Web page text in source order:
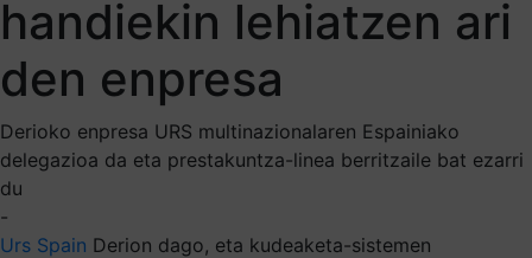
handiekin lehiatzen ari
den enpresa
Derioko enpresa URS multinazionalaren Espainiako
delegazioa da eta prestakuntza-linea berritzaile bat ezarri
du
-
Urs Spain Derion dago, eta kudeaketa-sistemen